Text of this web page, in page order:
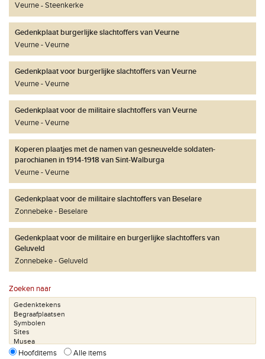
Veurne
Steenkerke
Gedenkplaat burgerlijke slachtoffers van Veurne
Veurne
Veurne
Gedenkplaat voor burgerlijke slachtoffers van Veurne
Veurne
Veurne
Gedenkplaat voor de militaire slachtoffers van Veurne
Veurne
Veurne
Koperen plaatjes met de namen van gesneuvelde soldaten-
parochianen in 1914-1918 van Sint-Walburga
Veurne
Veurne
Gedenkplaat voor de militaire slachtoffers van Beselare
Zonnebeke
Beselare
Gedenkplaat voor de militaire en burgerlijke slachtoffers van
Geluveld
Zonnebeke
Geluveld
Zoeken naar
Hoofditems
Alle items